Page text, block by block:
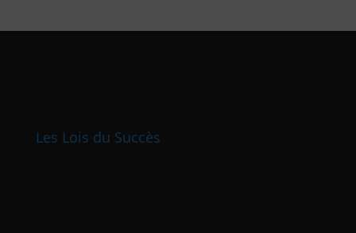
Les Lois du Succès